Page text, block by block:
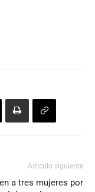
Artículo siguiente
a tres mujeres por